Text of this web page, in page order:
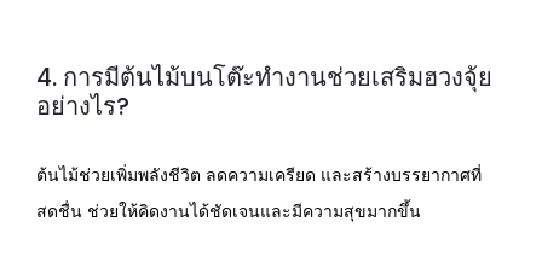
4. การมีต้นไม้บนโต๊ะทำงานช่วยเสริมฮวงจุ้ย
อย่างไร?
ต้นไม้ช่วยเพิ่มพลังชีวิต ลดความเครียด และสร้างบรรยากาศที่
สดชื่น ช่วยให้คิดงานได้ชัดเจนและมีความสุขมากขึ้น